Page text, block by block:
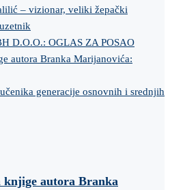
– vizionar, veliki žepački
D.O.O.: OGLAS ZA POSAO
autora Branka Marijanovića:
generacije osnovnih i srednjih
knjige autora Branka